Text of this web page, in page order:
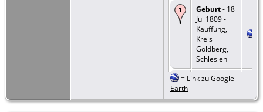
Geburt- 18
Jul 1809 -
Kauffung,
Kreis
Goldberg,
Schlesien
Taufe- 27
Kauffung,
= Link zu Google
Earth